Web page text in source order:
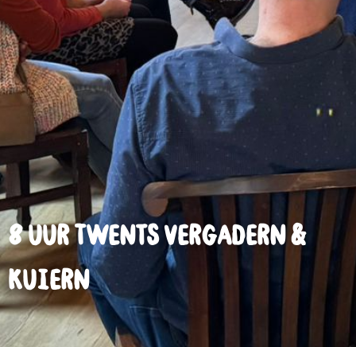
8 uur Twents vergadern &
kuiern